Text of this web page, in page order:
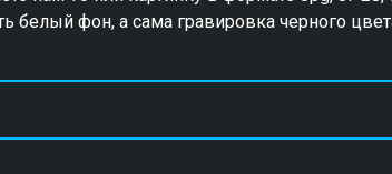
белый фон, а сама гравировка черного